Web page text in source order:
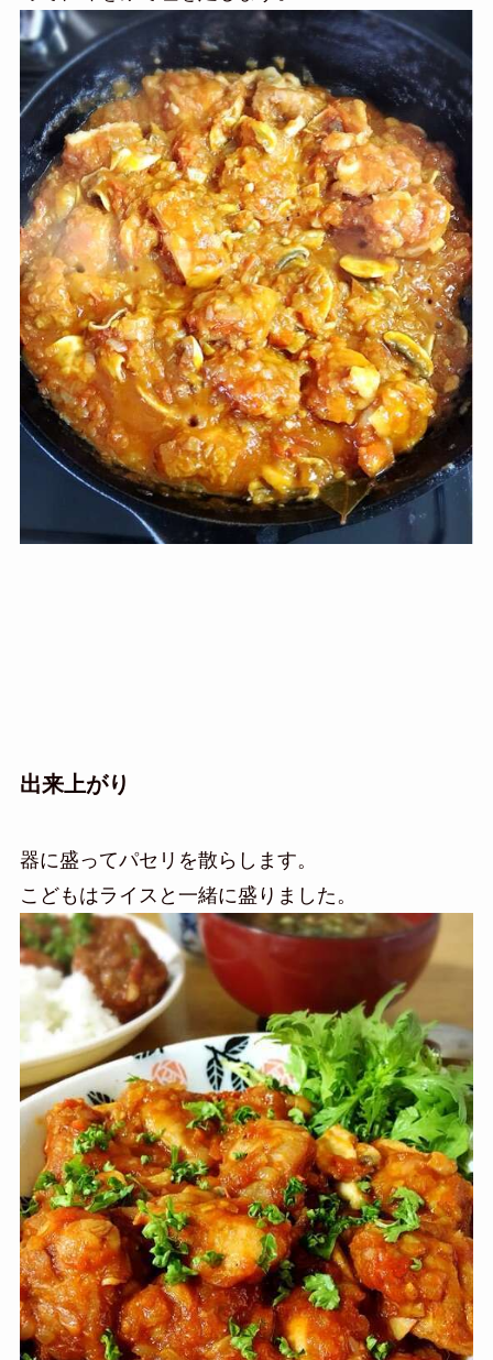
出来上がり
器に盛ってパセリを散らします。
こどもはライスと一緒に盛りました。